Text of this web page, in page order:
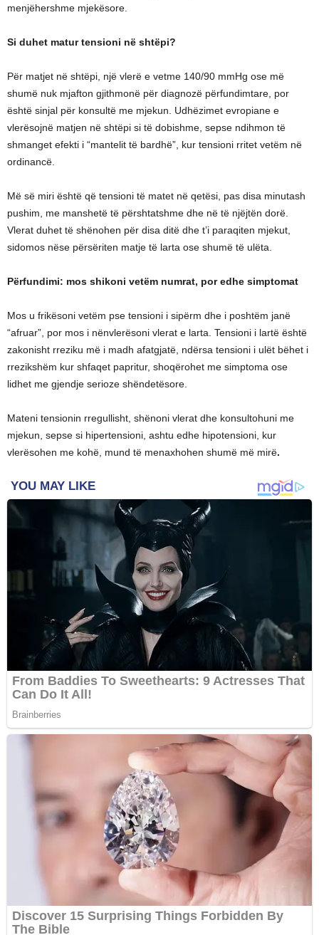
menjëhershme mjekësore.
Si duhet matur tensioni në shtëpi?
Për matjet në shtëpi, një vlerë e vetme 140/90 mmHg ose më
shumë nuk mjafton gjithmonë për diagnozë përfundimtare, por
është sinjal për konsultë me mjekun. Udhëzimet evropiane e
vlerësojnë matjen në shtëpi si të dobishme, sepse ndihmon të
shmanget efekti i “mantelit të bardhë”, kur tensioni rritet vetëm në
ordinancë.
Më së miri është që tensioni të matet në qetësi, pas disa minutash
pushim, me manshetë të përshtatshme dhe në të njëjtën dorë.
Vlerat duhet të shënohen për disa ditë dhe t’i paraqiten mjekut,
sidomos nëse përsëriten matje të larta ose shumë të ulëta.
Përfundimi: mos shikoni vetëm numrat, por edhe simptomat
Mos u frikësoni vetëm pse tensioni i sipërm dhe i poshtëm janë
“afruar”, por mos i nënvlerësoni vlerat e larta. Tensioni i lartë është
zakonisht rreziku më i madh afatgjatë, ndërsa tensioni i ulët bëhet i
rrezikshëm kur shfaqet papritur, shoqërohet me simptoma ose
lidhet me gjendje serioze shëndetësore.
Mateni tensionin rregullisht, shënoni vlerat dhe konsultohuni me
mjekun, sepse si hipertensioni, ashtu edhe hipotensioni, kur
vlerësohen me kohë, mund të menaxhohen shumë më mirë.